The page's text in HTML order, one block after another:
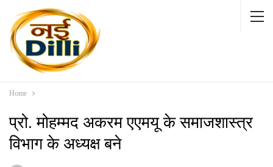
Home
प्रो. मोहम्मद अकरम एएमयू के समाजशास्त्र
विभाग के अध्यक्ष बने